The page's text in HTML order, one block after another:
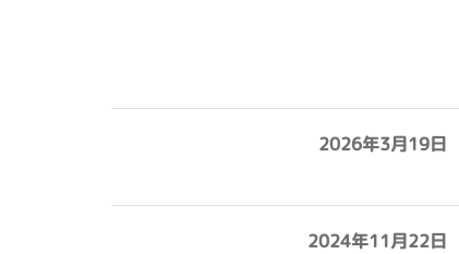
2026年3月19日
2024年11月22日